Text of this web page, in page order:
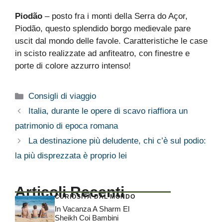
Piodão – posto fra i monti della Serra do Açor,
Piodão, questo splendido borgo medievale pare
uscit dal mondo delle favole. Caratteristiche le case
in scisto realizzate ad anfiteatro, con finestre e
porte di colore azzurro intenso!
Categorie
Consigli di viaggio
Italia, durante le opere di scavo riaffiora un
patrimonio di epoca romana
La destinazione più deludente, chi c’è sul podio:
la più disprezzata è proprio lei
Articoli Recenti
CURIOSITÀ DAL MONDO
In Vacanza A Sharm El
Sheikh Coi Bambini